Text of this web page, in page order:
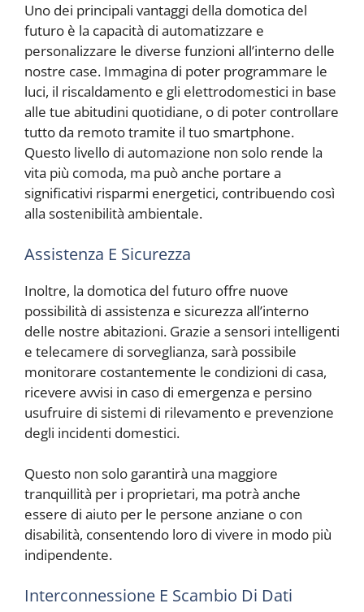
Uno dei principali vantaggi della domotica del
futuro è la capacità di automatizzare e
personalizzare le diverse funzioni all’interno delle
nostre case. Immagina di poter programmare le
luci, il riscaldamento e gli elettrodomestici in base
alle tue abitudini quotidiane, o di poter controllare
tutto da remoto tramite il tuo smartphone.
Questo livello di automazione non solo rende la
vita più comoda, ma può anche portare a
significativi risparmi energetici, contribuendo così
alla sostenibilità ambientale.
Assistenza E Sicurezza
Inoltre, la domotica del futuro offre nuove
possibilità di assistenza e sicurezza all’interno
delle nostre abitazioni. Grazie a sensori intelligenti
e telecamere di sorveglianza, sarà possibile
monitorare costantemente le condizioni di casa,
ricevere avvisi in caso di emergenza e persino
usufruire di sistemi di rilevamento e prevenzione
degli incidenti domestici.
Questo non solo garantirà una maggiore
tranquillità per i proprietari, ma potrà anche
essere di aiuto per le persone anziane o con
disabilità, consentendo loro di vivere in modo più
indipendente.
Interconnessione E Scambio Di Dati